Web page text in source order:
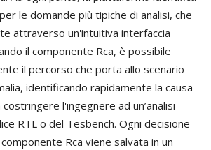
le domande più tipiche di analisi, che
attraverso un'intuitiva interfaccia
il componente Rca, è possibile
il percorso che porta allo scenario
identificando rapidamente la causa
l'ingegnere ad un’analisi
RTL o del Tesbench. Ogni decisione
Rca viene salvata in un